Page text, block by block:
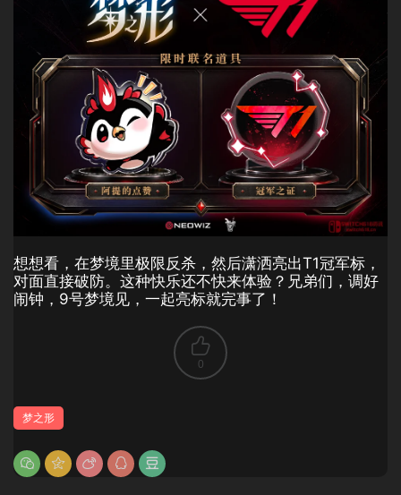
想想看，在梦境里极限反杀，然后潇洒亮出T1冠军标，
对面直接破防。这种快乐还不快来体验？兄弟们，调好
闹钟，9号梦境见，一起亮标就完事了！
0
梦之形